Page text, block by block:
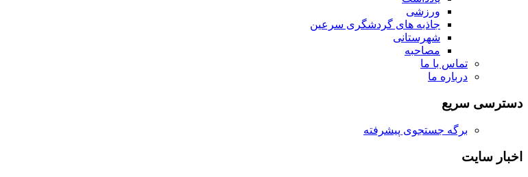
ورزشی
جاذبه های گردشگری سرعین
شهرستانی
مصاحبه
تماس با ما
درباره ما
دسترسی سریع
برگه جستجوی پیشرفته
اخبار سایت